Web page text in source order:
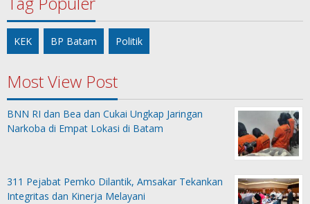
KEK BP Batam Politik
Most View Post
BNN RI dan Bea dan Cukai Ungkap Jaringan
Narkoba di Empat Lokasi di Batam
311 Pejabat Pemko Dilantik, Amsakar Tekankan
Integritas dan Kinerja Melayani